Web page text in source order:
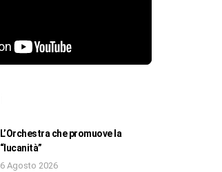
L’Orchestra che promuove la
“lucanità”
6 Agosto 2026